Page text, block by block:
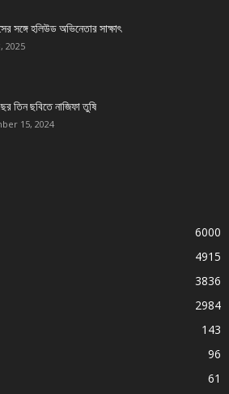
সঙ্গে হলিউড অভিনেতার সাক্ষাৎ
2025
তিন ছবিতে নাজিফা তুষি
15, 2024
6000
4915
3836
2984
143
96
61